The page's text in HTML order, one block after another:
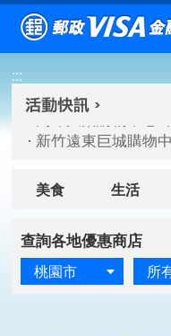
跳到主要內容區塊
:::
高雄大樂購物中心
臺北三創生活 有點
高雄大樂購物中心
新竹遠東巨城購物
美食 生活
查詢各地優惠商店
桃園市 所